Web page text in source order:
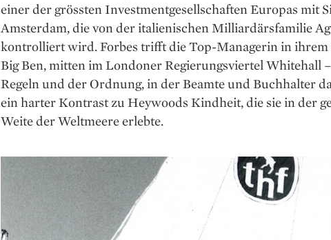
einer der grössten Investment­gesellschaften Europas mit
Amsterdam, die von der italienischen Milliardärsfamilie
kontrolliert wird. Forbes trifft die Top-Managerin in ihrem
Big Ben, mitten im Londoner Regierungs­viertel Whitehall
Regeln und der ­Ordnung, in der Beamte und Buchhalter
ein harter Kontrast zu Heywoods Kindheit, die sie in der
Weite der Weltmeere erlebte.